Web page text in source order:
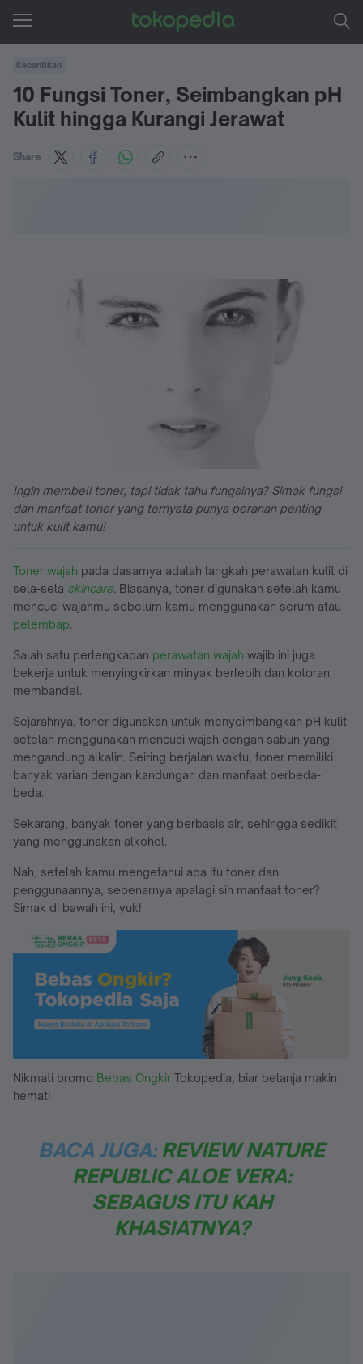
Kecantikan
10 Fungsi Toner, Seimbangkan pH
Kulit hingga Kurangi Jerawat
Share
Ingin membeli toner, tapi tidak tahu fungsinya? Simak fungsi
dan manfaat toner yang ternyata punya peranan penting
untuk kulit kamu!
Toner wajah pada dasarnya adalah langkah perawatan kulit di
sela-sela skincare. Biasanya, toner digunakan setelah kamu
mencuci wajahmu sebelum kamu menggunakan serum atau
pelembap.
Salah satu perlengkapan perawatan wajah wajib ini juga
bekerja untuk menyingkirkan minyak berlebih dan kotoran
membandel.
Sejarahnya, toner digunakan untuk menyeimbangkan pH kulit
setelah menggunakan mencuci wajah dengan sabun yang
mengandung alkalin. Seiring berjalan waktu, toner memiliki
banyak varian dengan kandungan dan manfaat berbeda-
beda.
Sekarang, banyak toner yang berbasis air, sehingga sedikit
yang menggunakan alkohol.
Nah, setelah kamu mengetahui apa itu toner dan
penggunaannya, sebenarnya apalagi sih manfaat toner?
Simak di bawah ini, yuk!
Nikmati promo Bebas Ongkir Tokopedia, biar belanja makin
hemat!
BACA JUGA: REVIEW NATURE
REPUBLIC ALOE VERA:
SEBAGUS ITU KAH
KHASIATNYA?